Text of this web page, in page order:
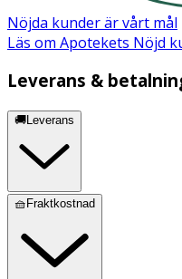
Nöjda kunder är vårt mål
Läs om Apotekets Nöjd
Leverans &
🚚Leverans
🧺Fraktkostnad